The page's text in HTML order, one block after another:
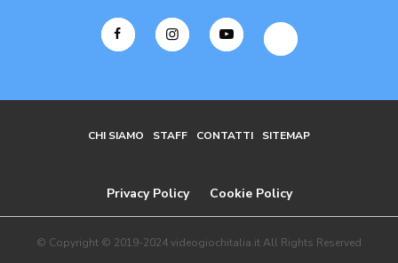
CHI SIAMO STAFF CONTATTI SITEMAP
Privacy Policy Cookie Policy
© Copyright © 2019-2024 videogiochitalia.it All Rights Reserved